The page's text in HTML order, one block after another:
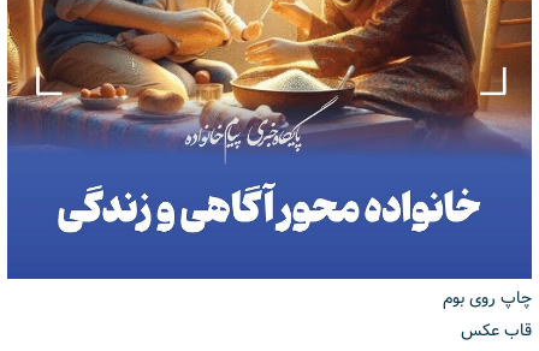
چاپ روی بوم
قاب عکس